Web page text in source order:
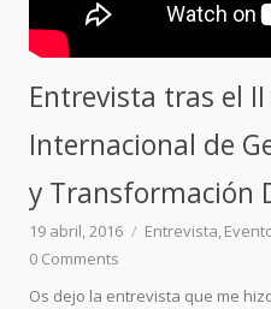
Entrevista tras el
Internacional de
y Transformación
19 abril, 2016 Entrevista
0 Comments
Os dejo la entrevista que me